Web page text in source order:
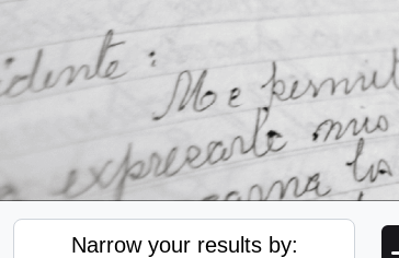
Narrow your results by: